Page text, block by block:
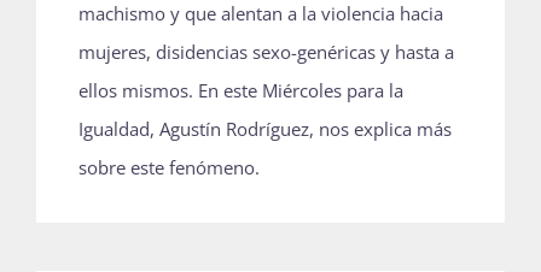
machismo y que alentan a la violencia hacia
mujeres, disidencias sexo-genéricas y hasta a
ellos mismos. En este Miércoles para la
Igualdad, Agustín Rodríguez, nos explica más
sobre este fenómeno.